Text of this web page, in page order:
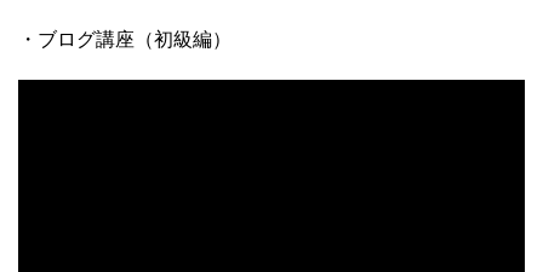
・ブログ講座（初級編）